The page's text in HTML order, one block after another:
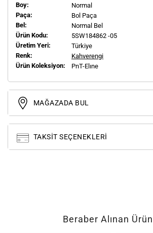
Boy:
Normal
Paça:
Bol Paça
Bel:
Normal Bel
Ürün Kodu:
5SW184862 -05
Üretim Yeri:
Türkiye
Renk:
Kahverengi
Ürün Koleksiyon:
PnT-Elıne
MAĞAZADA BUL
TAKSIT SEÇENEKLERI
Beraber Alınan